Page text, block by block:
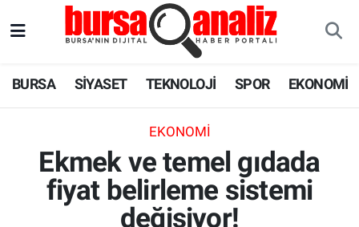
BURSA SİYASET TEKNOLOJİ SPOR EKONOMİ
EKONOMI
Ekmek ve temel gıdada
fiyat belirleme sistemi
değişiyor!
SPOR
Süper Lig Puan Durumu ve Fikstür